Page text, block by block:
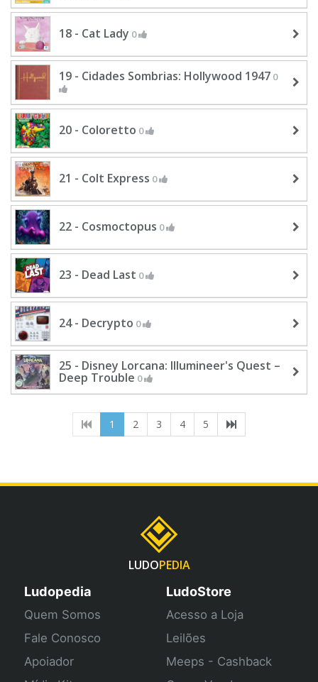
18 - Cat Lady 0
19 - Cidades Sombrias: Hollywood 1947 0
20 - Coloretto 0
21 - Colt Express 0
22 - Cosmoctopus 0
23 - Dead Last 0
24 - Decrypto 0
25 - Disney Lorcana: Illumineer's Quest –
Deep Trouble 0
1 (current)
2 3 4 5
LUDOPEDIA
Ludopedia
Quem Somos
Fale Conosco
Apoiador
LudoStore
Acesso a Loja
Leilões
Meeps - Cashback